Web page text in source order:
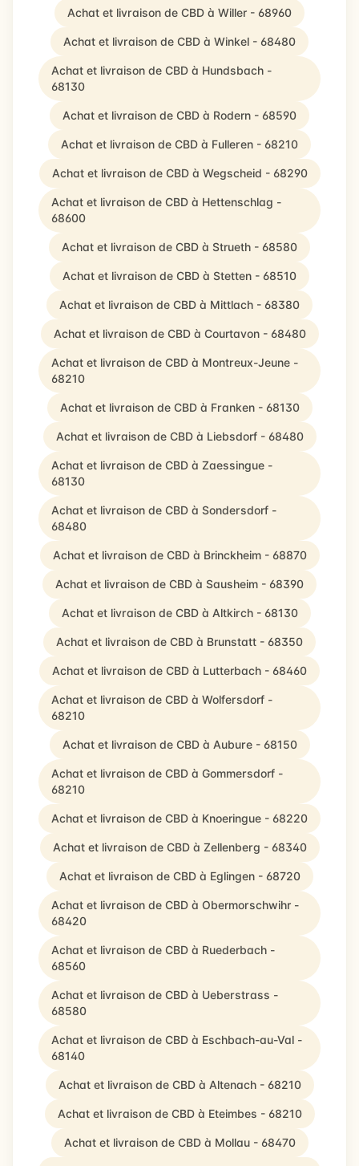
Achat et livraison de CBD à Willer - 68960
Achat et livraison de CBD à Winkel - 68480
Achat et livraison de CBD à Hundsbach -
68130
Achat et livraison de CBD à Rodern - 68590
Achat et livraison de CBD à Fulleren - 68210
Achat et livraison de CBD à Wegscheid - 68290
Achat et livraison de CBD à Hettenschlag -
68600
Achat et livraison de CBD à Strueth - 68580
Achat et livraison de CBD à Stetten - 68510
Achat et livraison de CBD à Mittlach - 68380
Achat et livraison de CBD à Courtavon - 68480
Achat et livraison de CBD à Montreux-Jeune -
68210
Achat et livraison de CBD à Franken - 68130
Achat et livraison de CBD à Liebsdorf - 68480
Achat et livraison de CBD à Zaessingue -
68130
Achat et livraison de CBD à Sondersdorf -
68480
Achat et livraison de CBD à Brinckheim - 68870
Achat et livraison de CBD à Sausheim - 68390
Achat et livraison de CBD à Altkirch - 68130
Achat et livraison de CBD à Brunstatt - 68350
Achat et livraison de CBD à Lutterbach - 68460
Achat et livraison de CBD à Wolfersdorf -
68210
Achat et livraison de CBD à Aubure - 68150
Achat et livraison de CBD à Gommersdorf -
68210
Achat et livraison de CBD à Knoeringue - 68220
Achat et livraison de CBD à Zellenberg - 68340
Achat et livraison de CBD à Eglingen - 68720
Achat et livraison de CBD à Obermorschwihr -
68420
Achat et livraison de CBD à Ruederbach -
68560
Achat et livraison de CBD à Ueberstrass -
68580
Achat et livraison de CBD à Eschbach-au-Val -
68140
Achat et livraison de CBD à Altenach - 68210
Achat et livraison de CBD à Eteimbes - 68210
Achat et livraison de CBD à Mollau - 68470